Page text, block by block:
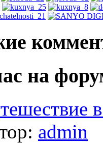
на
admin